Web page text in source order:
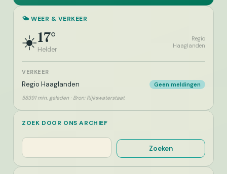
🌤️ WEER & VERKEER
☀️17°
Helder
Regio
Haaglanden
VERKEER
Regio Haaglanden Geen meldingen
58391 min. geleden · Bron: Rijkswaterstaat
ZOEK DOOR ONS ARCHIEF
Zoeken
Zoeken